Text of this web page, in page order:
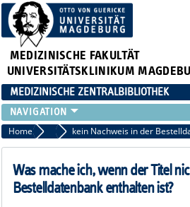
MEDIZINISCHE FAKULTÄT
UNIVERSITÄTSKLINIKUM
MEDIZINISCHE ZENTRALBIBLIOTHEK
LITERATURSUCHE
SERVICE
INFORMATIONSKOMPETENZ
AKTUELLES
Home FAQ Fernleihe
Was mache ich, wenn der Titel
Bestelldatenbank enthalten ist?